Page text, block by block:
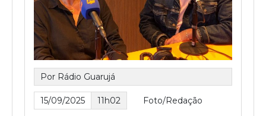
Por Rádio Guarujá
15/09/2025 11h02 Foto/Redação